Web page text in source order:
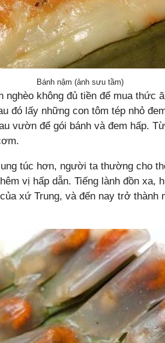
Bánh nậm (ảnh sưu tầm)
nghèo không đủ tiền để mua thức
đó lấy những con tôm tép nhỏ
vườn để gói bánh và đem hấp.
túc hơn, người ta thường cho
vị hấp dẫn. Tiếng lành đồn
xứ Trung, và đến nay trở thành